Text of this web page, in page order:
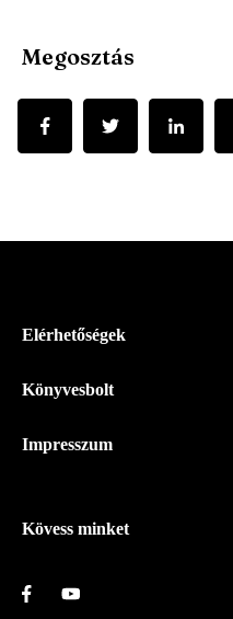
Megosztás
Menü
Magyar
-
Elérhetőségek
Könyvesbolt
Impresszum
Kövess minket